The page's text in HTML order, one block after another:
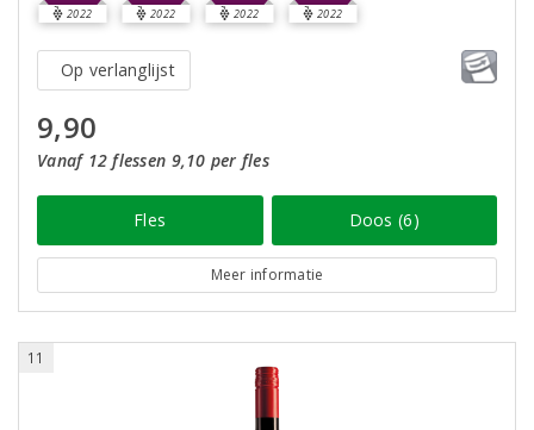
2022 2022 2022 2022
Op verlanglijst
9,90
Vanaf 12 flessen 9,10 per fles
Fles Doos (6)
Meer informatie
11